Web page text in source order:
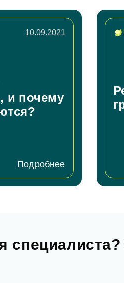
10.09.2021
и почему
Подробнее